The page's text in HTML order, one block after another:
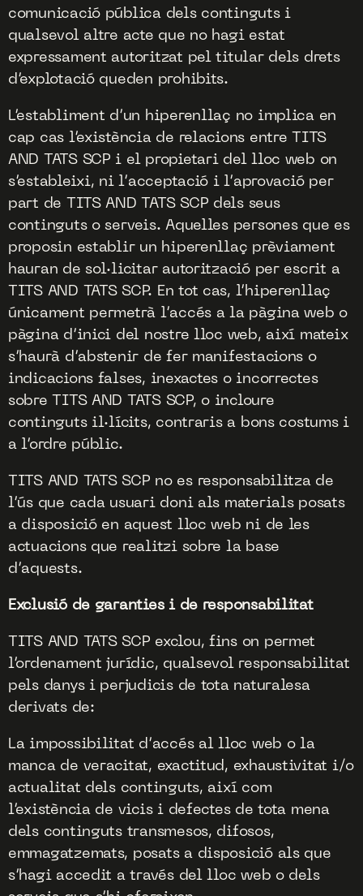
comunicació pública dels continguts i
qualsevol altre acte que no hagi estat
expressament autoritzat pel titular dels drets
d’explotació queden prohibits.
L’establiment d’un hiperenllaç no implica en
cap cas l’existència de relacions entre TITS
AND TATS SCP i el propietari del lloc web on
s’estableixi, ni l’acceptació i l’aprovació per
part de TITS AND TATS SCP dels seus
continguts o serveis. Aquelles persones que es
proposin establir un hiperenllaç prèviament
hauran de sol·licitar autorització per escrit a
TITS AND TATS SCP. En tot cas, l’hiperenllaç
únicament permetrà l’accés a la pàgina web o
pàgina d’inici del nostre lloc web, així mateix
s’haurà d’abstenir de fer manifestacions o
indicacions falses, inexactes o incorrectes
sobre TITS AND TATS SCP, o incloure
continguts il·lícits, contraris a bons costums i
a l’ordre públic.
TITS AND TATS SCP no es responsabilitza de
l’ús que cada usuari doni als materials posats
a disposició en aquest lloc web ni de les
actuacions que realitzi sobre la base
d’aquests.
Exclusió de garanties i de responsabilitat
TITS AND TATS SCP exclou, fins on permet
l’ordenament jurídic, qualsevol responsabilitat
pels danys i perjudicis de tota naturalesa
derivats de:
La impossibilitat d’accés al lloc web o la
manca de veracitat, exactitud, exhaustivitat i/o
actualitat dels continguts, així com
l’existència de vicis i defectes de tota mena
dels continguts transmesos, difosos,
emmagatzemats, posats a disposició als que
s’hagi accedit a través del lloc web o dels